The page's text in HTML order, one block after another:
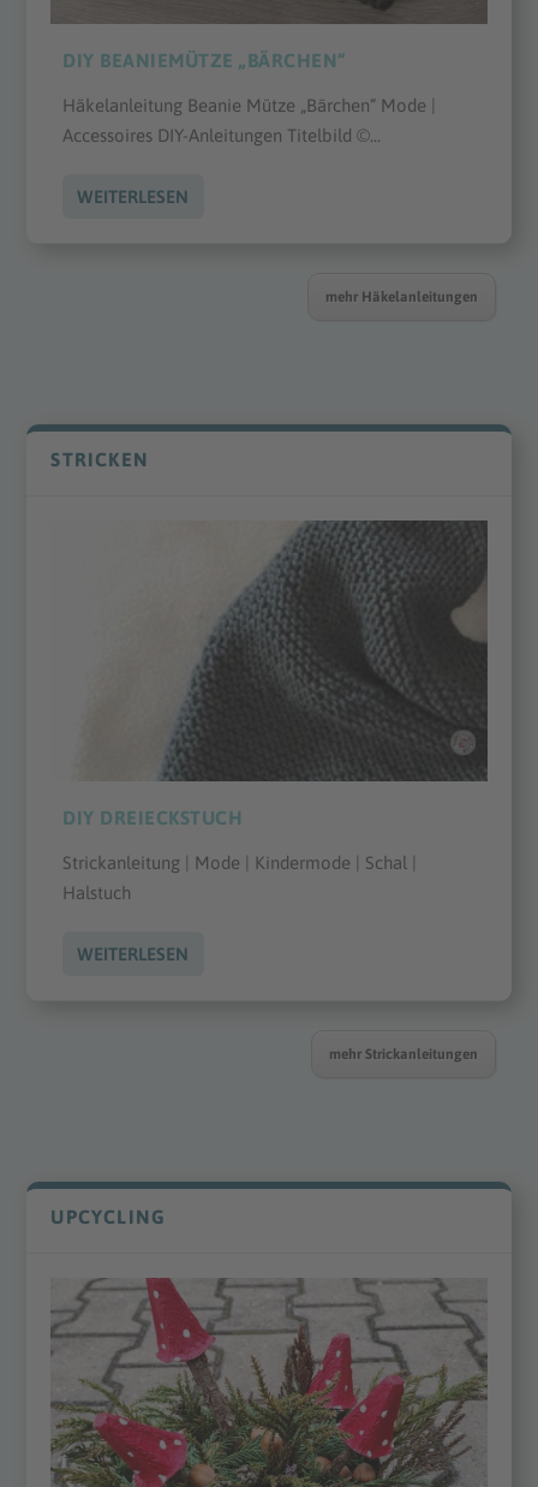
DIY BEANIEMÜTZE „BÄRCHEN“
Häkelanleitung Beanie Mütze „Bärchen“ Mode |
Accessoires DIY-Anleitungen Titelbild ©...
WEITERLESEN
mehr Häkelanleitungen
STRICKEN
DIY DREIECKSTUCH
Strickanleitung | Mode | Kindermode | Schal |
Halstuch
WEITERLESEN
mehr Strickanleitungen
UPCYCLING